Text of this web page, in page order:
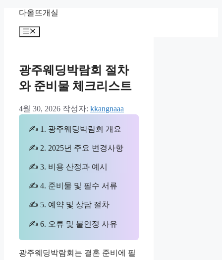
다올뜨개실
메
광주웨딩박람회 절차
와 준비물 체크리스트
4월 30, 2026 작성자: kkangnaaa
✍ 1. 광주웨딩박람회 개요
✍ 2. 2025년 주요 변경사항
✍ 3. 비용 산정과 예시
✍ 4. 준비물 및 필수 서류
✍ 5. 예약 및 상담 절차
✍ 6. 오류 및 불인정 사유
광주웨딩박람회는 결혼 준비에 필